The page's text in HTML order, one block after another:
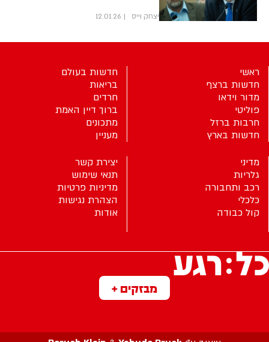
יצחק וייס 12.01.26
מבזקים +
ראשי
חדשות ברצף
מדור וידאו
פוליטי
חרבות ברזל
חדשות בארץ
חדשות בעולם
בריאות
חרדים
ברוך דיין האמת
מתכונים
מעניין
מדיני
גלריות
רכב ותחבורה
כלכלי
קול כבודה
יצירת קשר
תנאי שימוש
מדיניות פרטיות
הצהרת נגישות
אודות